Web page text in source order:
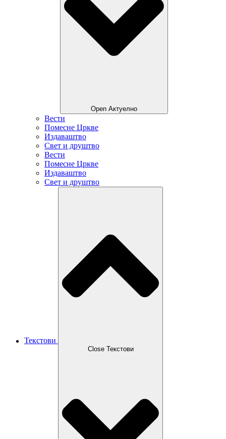
Open Актуелно
Вести
Помесне Цркве
Издаваштво
Свет и друштво
Вести
Помесне Цркве
Издаваштво
Свет и друштво
Текстови
Close Текстови